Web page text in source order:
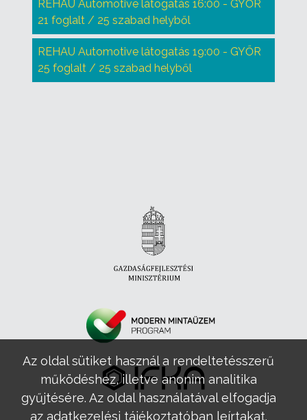
REHAU Automotive látogatás 16:00 - GYŐR
21 foglalt / 25 szabad helyből
REHAU Automotive látogatás 19:00 - GYŐR
25 foglalt / 25 szabad helyből
Az oldal sütiket használ a rendeltetésszerű
működéshez, illetve anonim analitika
gyűjtésére. Az oldal használatával elfogadja
az adatkezelési tájékoztatóban leírtakat.